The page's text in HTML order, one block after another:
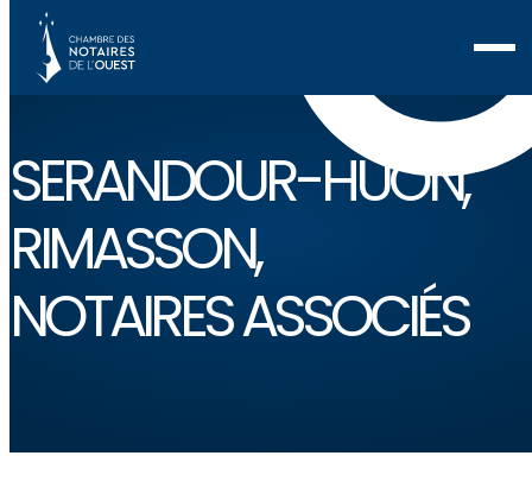
SERANDOUR-HUON,
RIMASSON,
NOTAIRES ASSOCIÉS